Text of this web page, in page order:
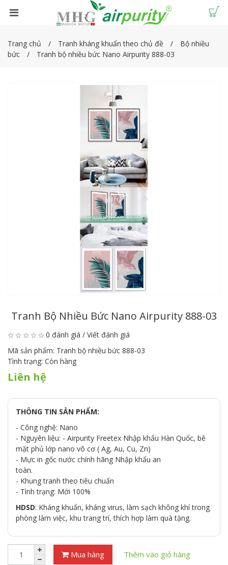
Trang chủ Tranh kháng khuẩn theo chủ đề
Bộ nhiều
bức
Tranh bộ nhiều bức Nano Airpurity 888-03
Tranh Bộ Nhiều Bức Nano Airpurity 888-03
0 đánh giá / Viết đánh giá
Mã sản phẩm: Tranh bộ nhiều bức 888-03
Tình trạng: Còn hàng
Liên hệ
THÔNG TIN SẢN PHẨM:
- Công nghệ: Nano
- Nguyên liệu: - Airpurity Freetex Nhập khẩu Hàn Quốc, bề
mặt phủ lớp nano vô cơ ( Ag, Au, Cu, Zn)
- Mực in gốc nước chính hãng Nhập khẩu an
toàn.
- Khung tranh theo tiêu chuẩn
- Tình trạng: Mới 100%
HDSD: Kháng khuẩn, kháng virus, làm sạch không khí trong
phòng làm việc, khu trang trí, thích hợp làm quà tặng.
Mua hàng Thêm vào giỏ hàng